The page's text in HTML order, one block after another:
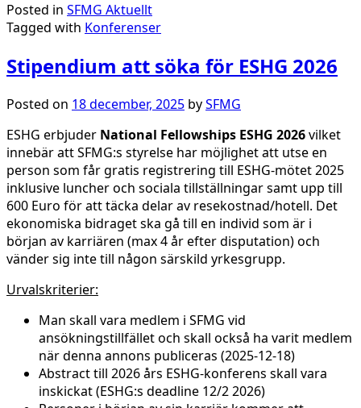
Posted in SFMG Aktuellt
Tagged with Konferenser
Stipendium att söka för ESHG 2026
Posted on 18 december, 2025 bySFMG
ESHG erbjuder National Fellowships ESHG 2026vilket
innebär att SFMG:s styrelse har möjlighet att utse en
person som får gratis registrering till ESHG-mötet 2025
inklusive luncher och sociala tillställningar samt upp till
600 Euro för att täcka delar av resekostnad/hotell. Det
ekonomiska bidraget ska gå till en individ som är i
början av karriären (max 4 år efter disputation) och
vänder sig inte till någon särskild yrkesgrupp.
Urvalskriterier:
Man skall vara medlem i SFMG vid
ansökningstillfället och skall också ha varit medlem
när denna annons publiceras (2025-12-18)
Abstract till 2026 års ESHG-konferens skall vara
inskickat (ESHG:s deadline 12/2 2026)